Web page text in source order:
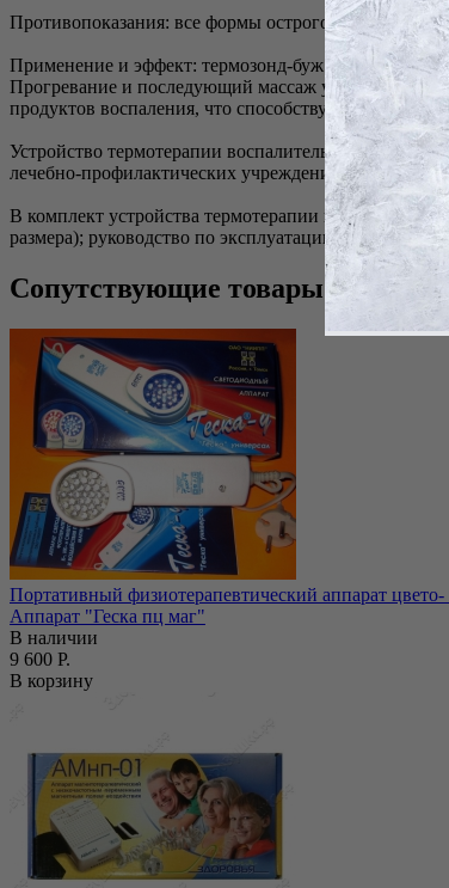
Противопоказания: все формы острого воспаления
Применение и эффект: термозонд-буж вводится в
Прогревание и последующий массаж уретры на
продуктов воспаления, что способствует
Устройство термотерапии воспалительных
лечебно-профилактических учреждений.
В комплект устройства термотерапии
размера); руководство по эксплуатации.
Сопутствующие товары
Портативный физиотерапевтический аппарат
Аппарат "Геска пц маг"
В наличии
9 600 Р.
В корзину